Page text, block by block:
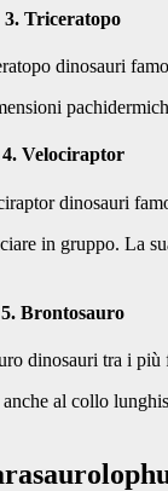
3. Triceratopo
4. Velociraptor
in gruppo. La
5. Brontosauro
al collo